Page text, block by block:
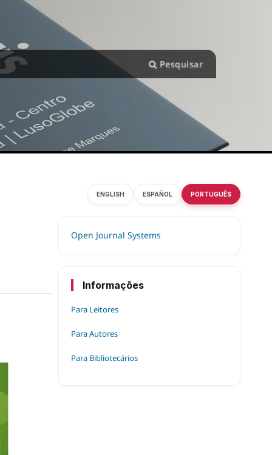
Pesquisar
Open Journal Systems
ENGLISH ESPAÑOL PORTUGUÊS
Informações
Para Leitores
Para Autores
Para Bibliotecários